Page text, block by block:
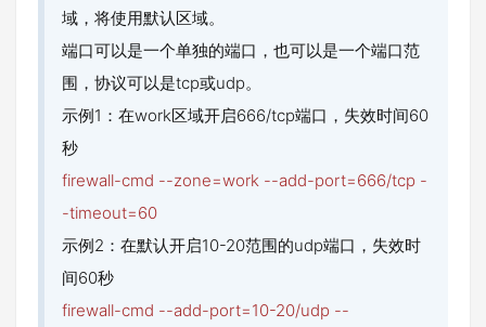
域，将使用默认区域。
端口可以是一个单独的端口，也可以是一个端口范
围，协议可以是tcp或udp。
示例1：在work区域开启666/tcp端口，失效时间60
秒
firewall-cmd --zone=work --add-port=666/tcp -
-timeout=60
示例2：在默认开启10-20范围的udp端口，失效时
间60秒
firewall-cmd --add-port=10-20/udp --